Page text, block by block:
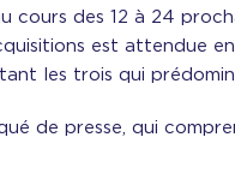
cours des 12 à 24
est attendue
les trois qui
de presse, qui